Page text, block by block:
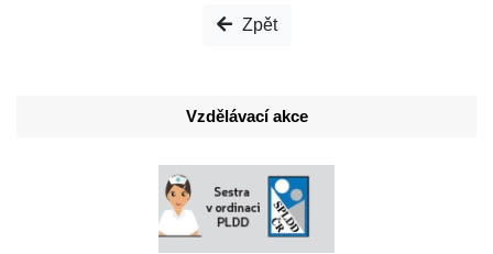
Zpět
Vzdělávací akce